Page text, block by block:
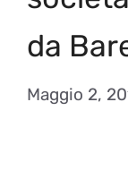
da
Maggio 2,